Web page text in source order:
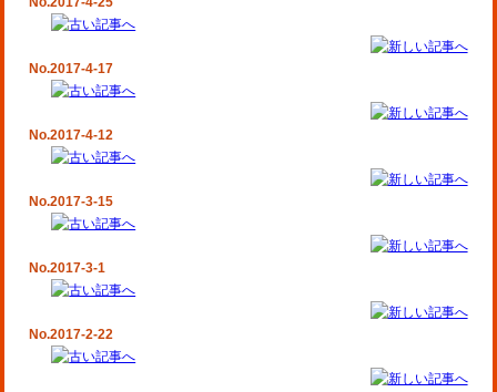
No.2017-4-17
No.2017-4-12
No.2017-3-15
No.2017-3-1
No.2017-2-22